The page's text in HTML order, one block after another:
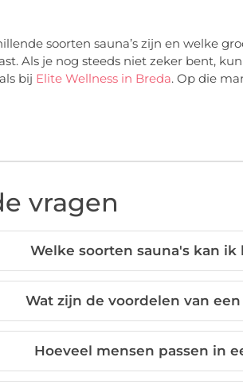
soorten sauna’s zijn en welke
Als je nog steeds niet zeker bent,
bij Elite Wellness in Breda. Op die
vragen
Welke soorten sauna's kan ik
Wat zijn de voordelen van
Hoeveel mensen passen in